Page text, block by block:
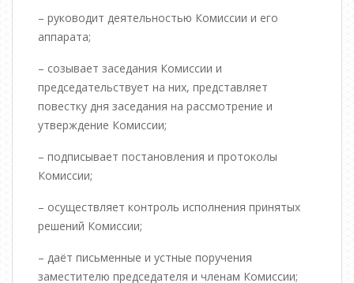
– руководит деятельностью Комиссии и его
аппарата;
– созывает заседания Комиссии и
председательствует на них, представляет
повестку дня заседания на рассмотрение и
утверждение Комиссии;
– подписывает постановления и протоколы
Комиссии;
– осуществляет контроль исполнения принятых
решений Комиссии;
– даёт письменные и устные поручения
заместителю председателя и членам Комиссии;